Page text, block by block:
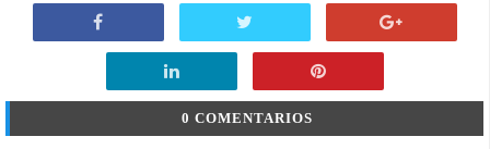
0 COMENTARIOS